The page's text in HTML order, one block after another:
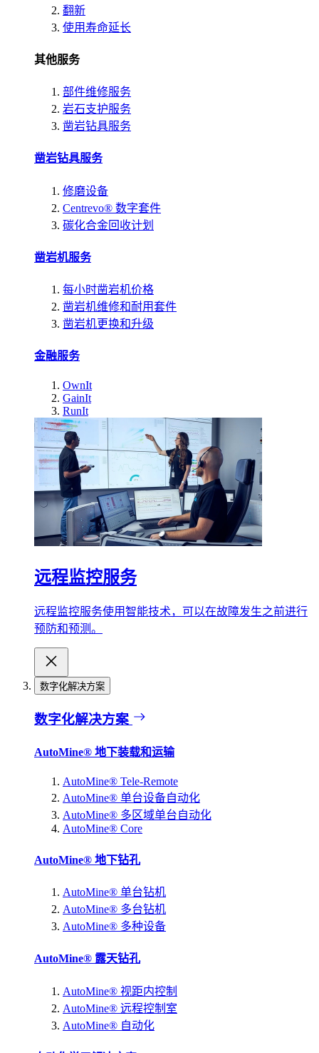
翻新
使用寿命延长
其他服务
部件维修服务
岩石支护服务
凿岩钻具服务
凿岩钻具服务
修磨设备
Centrevo® 数字套件
碳化合金回收计划
凿岩机服务
每小时凿岩机价格
凿岩机维修和耐用套件
凿岩机更换和升级
金融服务
OwnIt
GainIt
RunIt
远程监控服务
远程监控服务使用智能技术，可以在故障发生之前进行
预防和预测。
数字化解决方案
数字化解决方案
AutoMine® 地下装载和运输
AutoMine® Tele-Remote
AutoMine® 单台设备自动化
AutoMine® 多区域单台自动化
AutoMine® Core
AutoMine® 地下钻孔
AutoMine® 单台钻机
AutoMine® 多台钻机
AutoMine® 多种设备
AutoMine® 露天钻孔
AutoMine® 视距内控制
AutoMine® 远程控制室
AutoMine® 自动化